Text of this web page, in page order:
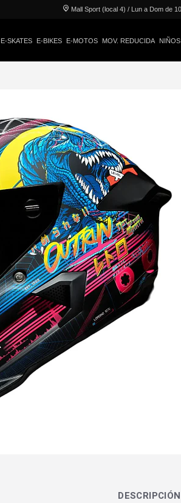
Mall Sport (local 4) / Lun a Dom de
E-SKATES E-BIKES E-MOTOS MOV. REDUCIDA NIÑOS
DESCRIPCIÓN